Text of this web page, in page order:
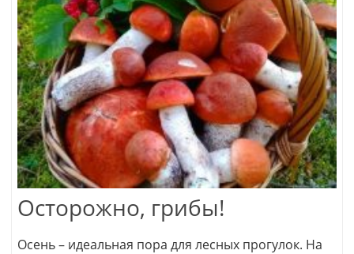
Осторожно, грибы!
Осень – идеальная пора для лесных прогулок. На